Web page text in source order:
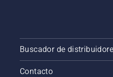
Buscador de
Contacto